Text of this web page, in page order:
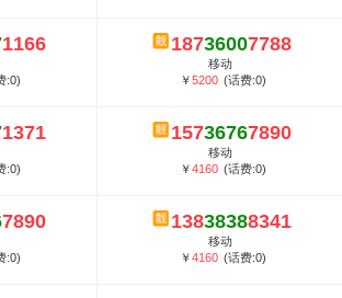
1166
:0)
18736007788
移动
￥5200 (话费:0)
1371
:0)
15736767890
移动
￥4160 (话费:0)
7890
:0)
13838388341
移动
￥4160 (话费:0)